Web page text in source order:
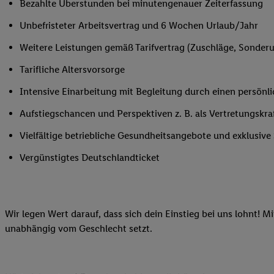
Bezahlte Überstunden bei minutengenauer Zeiterfassung
Unbefristeter Arbeitsvertrag und 6 Wochen Urlaub/Jahr
Weitere Leistungen gemäß Tarifvertrag (Zuschläge,
Tarifliche Altersvorsorge
Intensive Einarbeitung mit Begleitung durch einen
Aufstiegschancen und Perspektiven z. B. als
Vielfältige betriebliche Gesundheitsangebote und
Vergünstigtes Deutschlandticket
Wir legen Wert darauf, dass sich dein Einstieg bei uns lohnt!
unabhängig vom Geschlecht setzt.
Ihnen personalisierte
auch Ihre in einen
Technologie in den
werden diese
Lidl-Diensten zu
können Ihre
Durch einen Klick auf